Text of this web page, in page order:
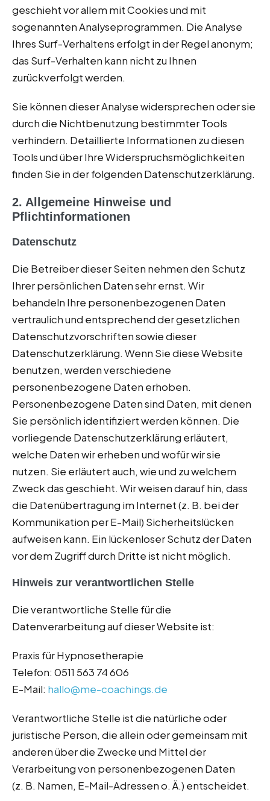
geschieht vor allem mit Cookies und mit
sogenannten Analyseprogrammen. Die Analyse
Ihres Surf-Verhaltens erfolgt in der Regel anonym;
das Surf-Verhalten kann nicht zu Ihnen
zurückverfolgt werden.
Sie können dieser Analyse widersprechen oder sie
durch die Nichtbenutzung bestimmter Tools
verhindern. Detaillierte Informationen zu diesen
Tools und über Ihre Widerspruchsmöglichkeiten
finden Sie in der folgenden Datenschutzerklärung.
2. Allgemeine Hinweise und
Pflichtinformationen
Datenschutz
Die Betreiber dieser Seiten nehmen den Schutz
Ihrer persönlichen Daten sehr ernst. Wir
behandeln Ihre personenbezogenen Daten
vertraulich und entsprechend der gesetzlichen
Datenschutzvorschriften sowie dieser
Datenschutzerklärung. Wenn Sie diese Website
benutzen, werden verschiedene
personenbezogene Daten erhoben.
Personenbezogene Daten sind Daten, mit denen
Sie persönlich identifiziert werden können. Die
vorliegende Datenschutzerklärung erläutert,
welche Daten wir erheben und wofür wir sie
nutzen. Sie erläutert auch, wie und zu welchem
Zweck das geschieht. Wir weisen darauf hin, dass
die Datenübertragung im Internet (z. B. bei der
Kommunikation per E-Mail) Sicherheitslücken
aufweisen kann. Ein lückenloser Schutz der Daten
vor dem Zugriff durch Dritte ist nicht möglich.
Hinweis zur verantwortlichen Stelle
Die verantwortliche Stelle für die
Datenverarbeitung auf dieser Website ist:
Praxis für Hypnosetherapie
Telefon: 0511 563 74 606
E-Mail: hallo@me-coachings.de
Verantwortliche Stelle ist die natürliche oder
juristische Person, die allein oder gemeinsam mit
anderen über die Zwecke und Mittel der
Verarbeitung von personenbezogenen Daten
(z. B. Namen, E-Mail-Adressen o. Ä.) entscheidet.